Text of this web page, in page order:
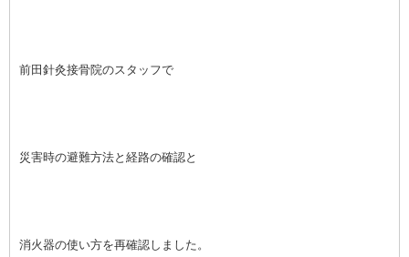
前田針灸接骨院のスタッフで
災害時の避難方法と経路の確認と
消火器の使い方を再確認しました。